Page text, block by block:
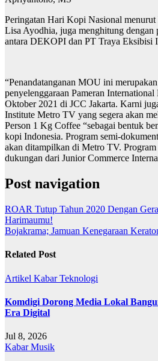
Peringatan Hari Kopi Nasional
Lisa Ayodhia, juga menghitung dengan
antara DEKOPI dan PT Traya Eksibisi
“Penandatanganan MOU ini
penyelenggaraan Pameran
Oktober 2021 di JCC Jakarta. Karni
Institute Metro TV yang segera akan
Person 1 Kg Coffee “sebagai bentuk
kopi Indonesia. Program semi-
akan ditampilkan di Metro TV.
dukungan dari Junior Commerce
Post navigation
ROAR Tutup Tahun 2020 Dengan
Harimaumu!
Bojakrama; Jamuan Kenegaraan
Related Post
Artikel KabarTeknologi
Komdigi Dorong Media Lokal
Era Digital
Jul 8, 2026
KabarMusik